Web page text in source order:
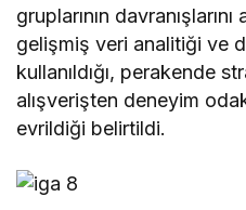
gruplarının
gelişmiş veri analitiği ve
kullanıldığı, perakende
alışverişten deneyim
evrildiği belirtildi.